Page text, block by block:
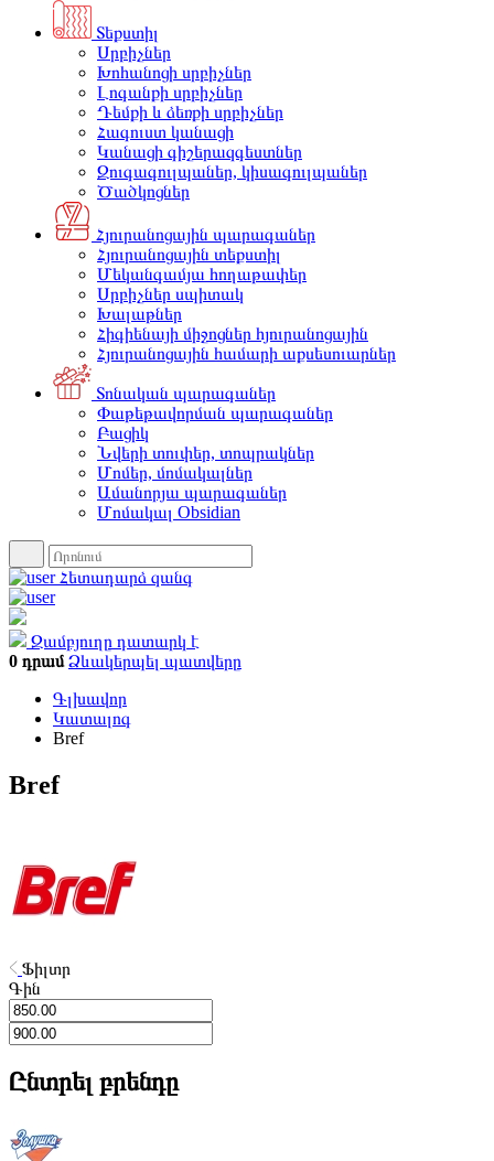
Տեքստիլ
Սրբիչներ
Խոհանոցի սրբիչներ
Լոգանքի սրբիչներ
Դեմքի և ձեռքի սրբիչներ
Հագուստ կանացի
Կանացի գիշերազգեստներ
Զուգագուլպաներ, կիսագուլպաներ
Ծածկոցներ
Հյուրանոցային պարագաներ
Հյուրանոցային տեքստիլ
Մեկանգամյա հողաթափեր
Սրբիչներ սպիտակ
Խալաթներ
Հիգիենայի միջոցներ հյուրանոցային
Հյուրանոցային համարի աքսեսուարներ
Տոնական պարագաներ
Փաթեթավորման պարագաներ
Բացիկ
Նվերի տուփեր, տոպրակներ
Մոմեր, մոմակալներ
Ամանորյա պարագաներ
Մոմակալ Obsidian
Հետադարձ զանգ
Զամբյուղը դատարկ է
0 դրամ Ձևակերպել պատվերը
Գլխավոր
Կատալոգ
Bref
Bref
Ֆիլտր
Գին
Ընտրել բրենդը